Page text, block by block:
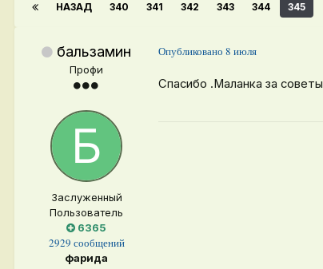
НАЗАД 340 341 342 343 344 345
бальзамин
Профи
Заслуженный
Пользователь
6365
2929 сообщений
фарида
Опубликовано8 июля
Спасибо .Маланка за